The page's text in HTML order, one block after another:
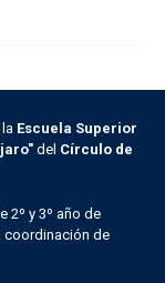
Escuela Superior
del Círculo de
2º y 3º año de
coordinación de